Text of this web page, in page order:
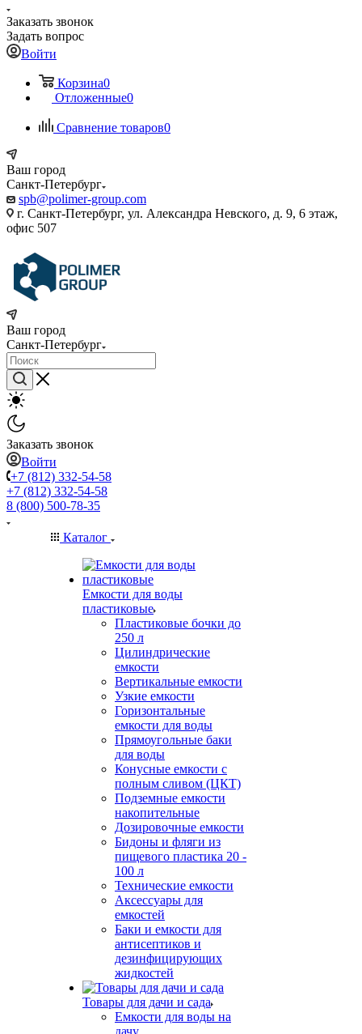
Заказать звонок
Задать вопрос
Войти
Корзина0
Отложенные0
Сравнение товаров0
Ваш город
Санкт-Петербург
spb@polimer-group.com
г. Санкт-Петербург, ул. Александра Невского, д. 9, 6 этаж,
офис 507
Ваш город
Санкт-Петербург
Заказать звонок
Войти
+7 (812) 332-54-58
+7 (812) 332-54-58
8 (800) 500-78-35
Каталог
Емкости для воды
пластиковые
Пластиковые бочки до
250 л
Цилиндрические
емкости
Вертикальные емкости
Узкие емкости
Горизонтальные
емкости для воды
Прямоугольные баки
для воды
Конусные емкости с
полным сливом (ЦКТ)
Подземные емкости
накопительные
Дозировочные емкости
Бидоны и фляги из
пищевого пластика 20 -
100 л
Технические емкости
Аксессуары для
емкостей
Баки и емкости для
антисептиков и
дезинфицирующих
жидкостей
Товары для дачи и сада
Емкости для воды на
дачу